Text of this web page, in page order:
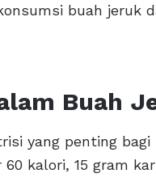
buah jeruk
Buah
yang penting
kalori, 15 gram